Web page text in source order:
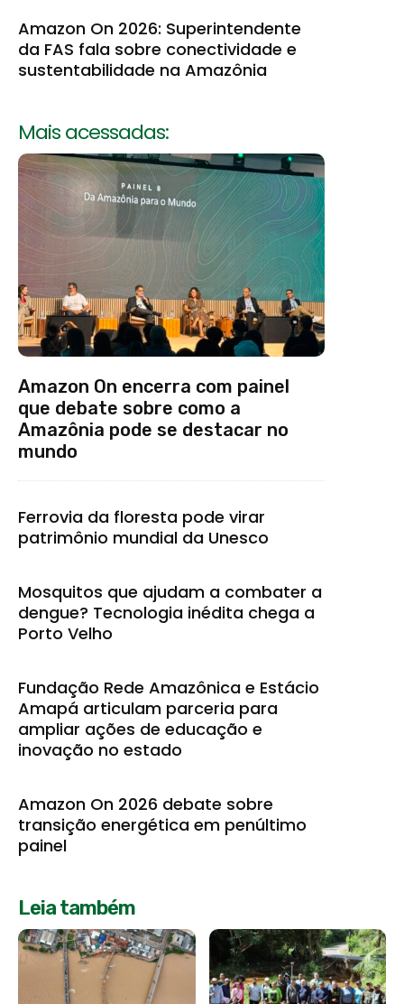
Amazon On 2026: Superintendente
da FAS fala sobre conectividade e
sustentabilidade na Amazônia
Mais acessadas:
Amazon On encerra com painel
que debate sobre como a
Amazônia pode se destacar no
mundo
Ferrovia da floresta pode virar
patrimônio mundial da Unesco
Mosquitos que ajudam a combater a
dengue? Tecnologia inédita chega a
Porto Velho
Fundação Rede Amazônica e Estácio
Amapá articulam parceria para
ampliar ações de educação e
inovação no estado
Amazon On 2026 debate sobre
transição energética em penúltimo
painel
Leia também